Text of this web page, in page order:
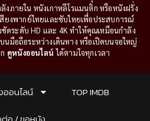
งภายใน หนังเกาหลีโรแมนติก หรือหนังฝรั่ง
ยงพากย์ไทยและซับไทยเพื่อประสบการณ์
ดระดับ HD และ 4K ทำให้คุณเหมือนกำลัง
นมือถือระหว่างเดินทาง หรือเปิดบนจอใหญ่
ดูหนังออนไลน์ ได้ตามใจทุกเวลา
อนไลน์
TOP IMDB